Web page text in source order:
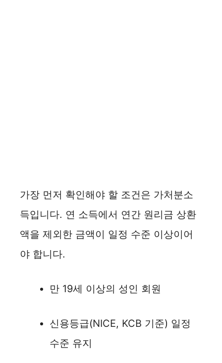
가장 먼저 확인해야 할 조건은 가처분소
득입니다. 연 소득에서 연간 원리금 상환
액을 제외한 금액이 일정 수준 이상이어
야 합니다.
만 19세 이상의 성인 회원
신용등급(NICE, KCB 기준) 일정
수준 유지